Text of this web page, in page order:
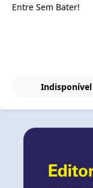
Entre Sem Bater!
Indisponível